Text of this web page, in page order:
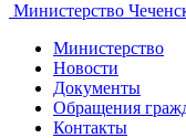
Министерство
Министерство
Новости
Документы
Обращения
Контакты